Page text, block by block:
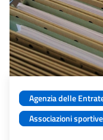
Agenzia delle
Associazioni sportive